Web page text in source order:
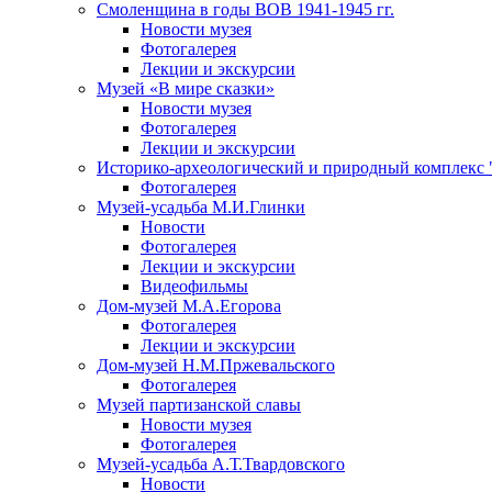
Смоленщина в годы ВОВ 1941-1945 гг.
Новости музея
Фотогалерея
Лекции и экскурсии
Музей «В мире сказки»
Новости музея
Фотогалерея
Лекции и экскурсии
Историко-археологический и природный комплекс
Фотогалерея
Музей-усадьба М.И.Глинки
Новости
Фотогалерея
Лекции и экскурсии
Видеофильмы
Дом-музей М.А.Егорова
Фотогалерея
Лекции и экскурсии
Дом-музей Н.М.Пржевальского
Фотогалерея
Музей партизанской славы
Новости музея
Фотогалерея
Музей-усадьба А.Т.Твардовского
Новости